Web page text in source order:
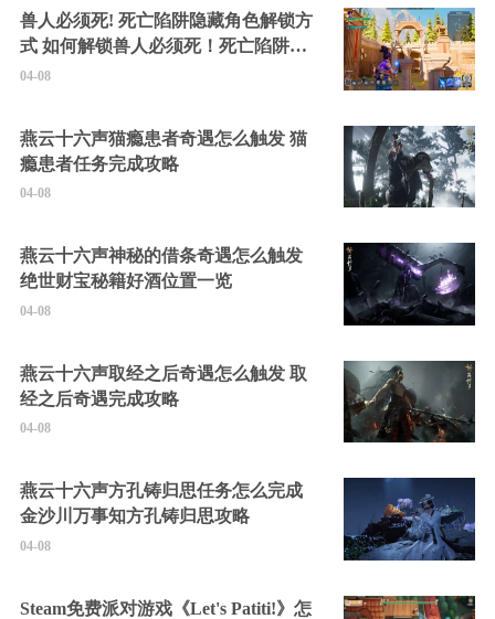
兽人必须死! 死亡陷阱隐藏角色解锁方
式 如何解锁兽人必须死！死亡陷阱中
的隐藏角色
04-08
燕云十六声猫瘾患者奇遇怎么触发 猫
瘾患者任务完成攻略
04-08
燕云十六声神秘的借条奇遇怎么触发
绝世财宝秘籍好酒位置一览
04-08
燕云十六声取经之后奇遇怎么触发 取
经之后奇遇完成攻略
04-08
燕云十六声方孔铸归思任务怎么完成
金沙川万事知方孔铸归思攻略
04-08
Steam免费派对游戏《Let's Patiti!》怎